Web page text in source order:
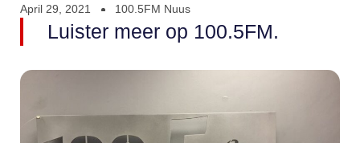
April 29, 2021 100.5FM Nuus
Luister meer op 100.5FM.